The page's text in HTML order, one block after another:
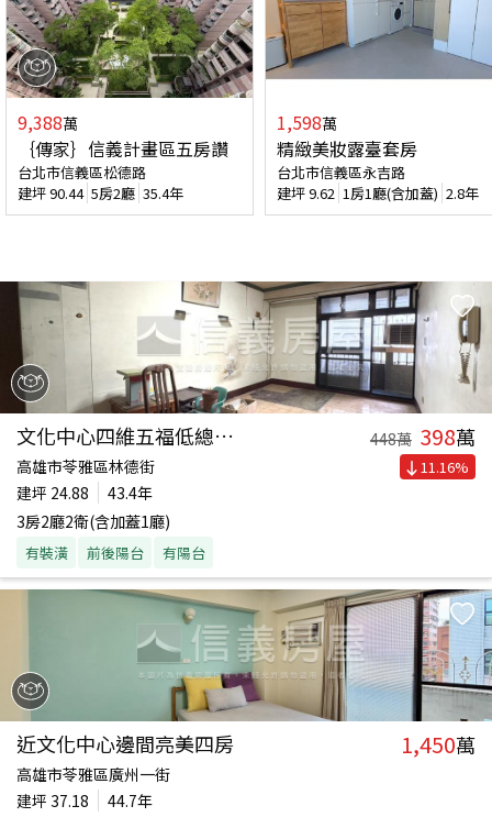
9,388萬
｛傳家｝信義計畫區五房讚
台北市信義區松德路
建坪90.44 5房2廳 35.4年
1,598萬
精緻美妝露臺套房
台北市信義區永吉路
建坪9.62 1房1廳(含加蓋) 2.8年
文化中心四維五福低總三房 448萬 398萬
高雄市苓雅區林德街
建坪 24.88
43.4年
3房2廳2衛(含加蓋1廳)
有裝潢 前後陽台 有陽台
11.16%
近文化中心邊間亮美四房 1,450萬
高雄市苓雅區廣州一街
建坪 37.18
44.7年